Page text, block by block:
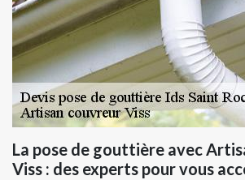
La pose de gouttière avec
Viss : des experts pour vous